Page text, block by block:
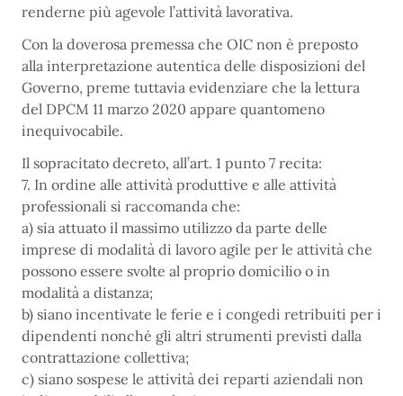
renderne più agevole l’attività lavorativa.
Con la doverosa premessa che OIC non è preposto
alla interpretazione autentica delle disposizioni del
Governo, preme tuttavia evidenziare che la lettura
del DPCM 11 marzo 2020 appare quantomeno
inequivocabile.
Il sopracitato decreto, all’art. 1 punto 7 recita:
7. In ordine alle attività produttive e alle attività
professionali si raccomanda che:
a) sia attuato il massimo utilizzo da parte delle
imprese di modalità di lavoro agile per le attività che
possono essere svolte al proprio domicilio o in
modalità a distanza;
b) siano incentivate le ferie e i congedi retribuiti per i
dipendenti nonché gli altri strumenti previsti dalla
contrattazione collettiva;
c) siano sospese le attività dei reparti aziendali non